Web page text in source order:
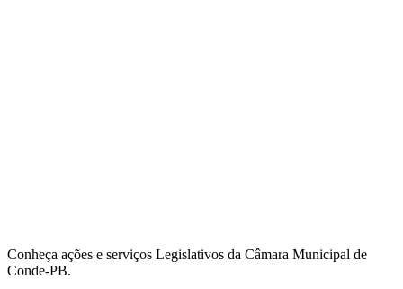
Conheça ações e serviços Legislativos da Câmara Municipal de
Conde-PB.